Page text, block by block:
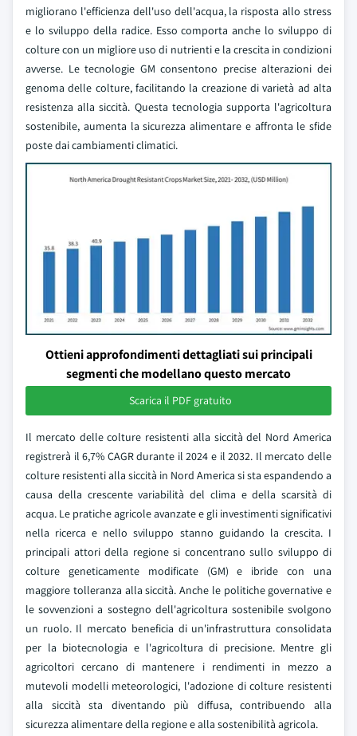
migliorano l'efficienza dell'uso dell'acqua, la risposta allo stress
e lo sviluppo della radice. Esso comporta anche lo sviluppo di
colture con un migliore uso di nutrienti e la crescita in condizioni
avverse. Le tecnologie GM consentono precise alterazioni dei
genoma delle colture, facilitando la creazione di varietà ad alta
resistenza alla siccità. Questa tecnologia supporta l'agricoltura
sostenibile, aumenta la sicurezza alimentare e affronta le sfide
poste dai cambiamenti climatici.
Ottieni approfondimenti dettagliati sui principali
segmenti che modellano questo mercato
Scarica il PDF gratuito
Il mercato delle colture resistenti alla siccità del Nord America
registrerà il 6,7% CAGR durante il 2024 e il 2032. Il mercato delle
colture resistenti alla siccità in Nord America si sta espandendo a
causa della crescente variabilità del clima e della scarsità di
acqua. Le pratiche agricole avanzate e gli investimenti significativi
nella ricerca e nello sviluppo stanno guidando la crescita. I
principali attori della regione si concentrano sullo sviluppo di
colture geneticamente modificate (GM) e ibride con una
maggiore tolleranza alla siccità. Anche le politiche governative e
le sovvenzioni a sostegno dell'agricoltura sostenibile svolgono
un ruolo. Il mercato beneficia di un'infrastruttura consolidata
per la biotecnologia e l'agricoltura di precisione. Mentre gli
agricoltori cercano di mantenere i rendimenti in mezzo a
mutevoli modelli meteorologici, l'adozione di colture resistenti
alla siccità sta diventando più diffusa, contribuendo alla
sicurezza alimentare della regione e alla sostenibilità agricola.